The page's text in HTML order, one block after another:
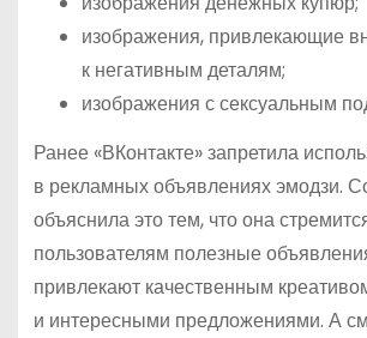
изображения, привлекающие
к негативным деталям;
изображения с сексуальным
Ранее «ВКонтакте» запретила
в рекламных объявлениях эмодзи.
объяснила это тем, что она
пользователям полезные
привлекают качественным
и интересными предложениями. А